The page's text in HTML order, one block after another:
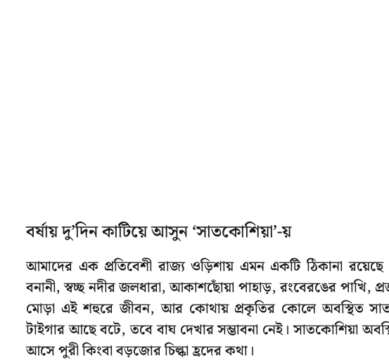
বর্ষায় দু’দিন কাটিয়ে আসুন ‘সাতকোশিয়া’-য়
আমাদের এক প্রতিবেশী রাজ্য ওড়িশায় এমন একটি ঠিকানা
বনানী, স্বচ্ছ নদীর জলধারা, আকাশছোঁয়া পাহাড়, রংবেরঙের পাখি,
মোড়া এই শহুরে জীবন, আর কোথায় প্রকৃতির কোলে অবস্থিত
টাইগার আছে বটে, তবে বাঘ দেখার সম্ভাবনা নেই। সাতকোশিয়া
আসে পুরী কিংবা বড়জোর চিল্কা হ্রদের কথা।